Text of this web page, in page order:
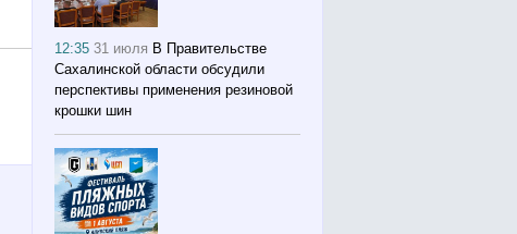
12:3531 июля В Правительстве
Сахалинской области обсудили
перспективы применения резиновой
крошки шин